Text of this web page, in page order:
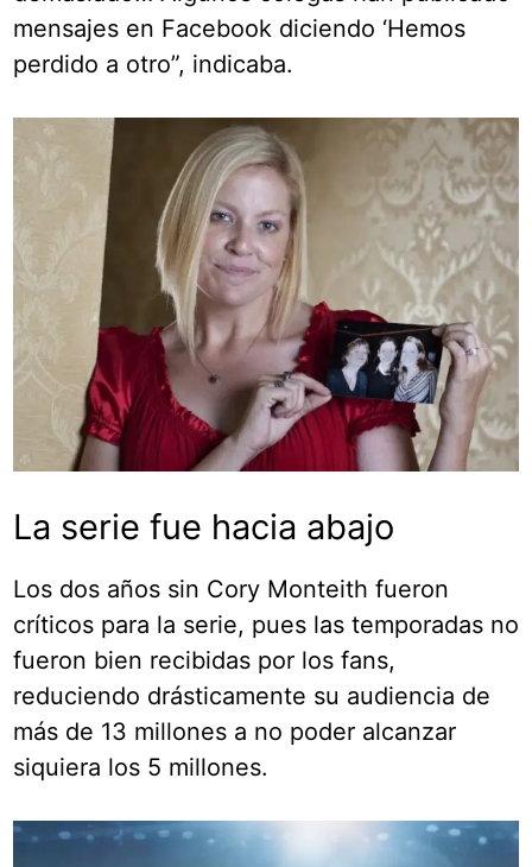
mensajes en Facebook diciendo ‘Hemos
perdido a otro”, indicaba.
La serie fue hacia abajo
Los dos años sin Cory Monteith fueron
críticos para la serie, pues las temporadas no
fueron bien recibidas por los fans,
reduciendo drásticamente su audiencia de
más de 13 millones a no poder alcanzar
siquiera los 5 millones.